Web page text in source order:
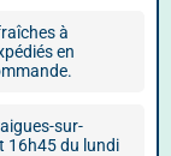
à
en
sur-
16h45 du lundi